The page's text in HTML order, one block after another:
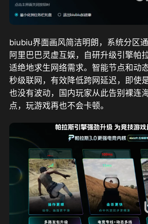
biubiu界面画风简洁明朗，系统分区通
阿里巴巴灵虚互娱，自研升级引擎帕
适绝地求生网络需求。智能节点和动
秒级联网，有效降低跨网延迟，即使
也没有波动，国内玩家从此告别裸连
点，玩游戏再也不会卡顿。